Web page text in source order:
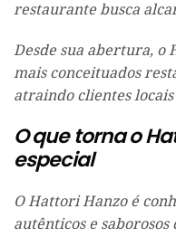
restaurante busca
Desde sua abertura, o
mais conceituados
atraindo clientes
O que torna o
especial
O Hattori Hanzo é
autênticos e